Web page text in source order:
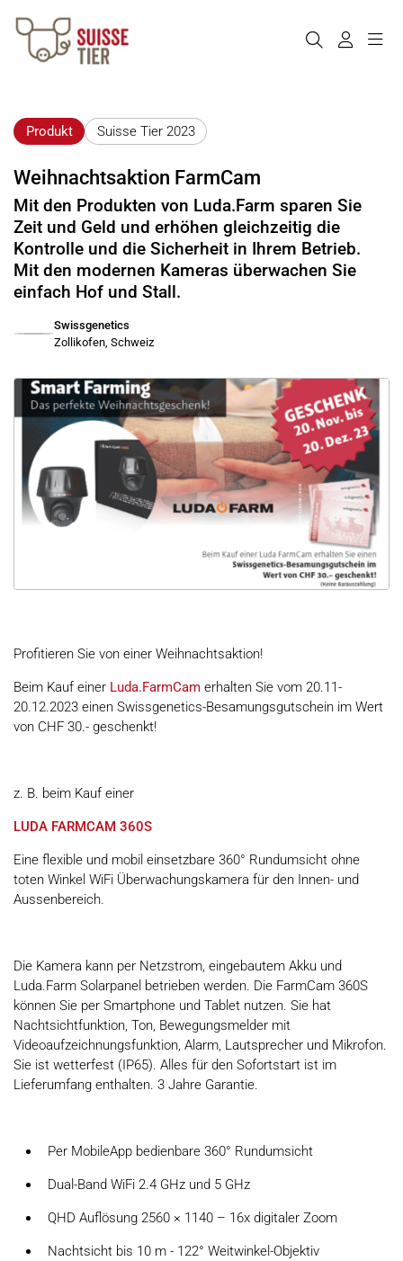
Produkt Suisse Tier 2023
Weihnachtsaktion FarmCam
Mit den Produkten von Luda.Farm sparen Sie
Zeit und Geld und erhöhen gleichzeitig die
Kontrolle und die Sicherheit in Ihrem Betrieb.
Mit den modernen Kameras überwachen Sie
einfach Hof und Stall.
Swissgenetics
Zollikofen, Schweiz
Profitieren Sie von einer Weihnachtsaktion!
Beim Kauf einer Luda.FarmCam erhalten Sie vom 20.11-
20.12.2023 einen Swissgenetics-Besamungsgutschein im Wert
von CHF 30.- geschenkt!
z. B. beim Kauf einer
LUDA FARMCAM 360S
Eine flexible und mobil einsetzbare 360° Rundumsicht ohne
toten Winkel WiFi Überwachungskamera für den Innen- und
Aussenbereich.
Die Kamera kann per Netzstrom, eingebautem Akku und
Luda.Farm Solarpanel betrieben werden. Die FarmCam 360S
können Sie per Smartphone und Tablet nutzen. Sie hat
Nachtsichtfunktion, Ton, Bewegungsmelder mit
Videoaufzeichnungsfunktion, Alarm, Lautsprecher und Mikrofon.
Sie ist wetterfest (IP65). Alles für den Sofortstart ist im
Lieferumfang enthalten. 3 Jahre Garantie.
Per MobileApp bedienbare 360° Rundumsicht
Dual-Band WiFi 2.4 GHz und 5 GHz
QHD Auflösung 2560 × 1140 – 16x digitaler Zoom
Nachtsicht bis 10 m - 122° Weitwinkel-Objektiv